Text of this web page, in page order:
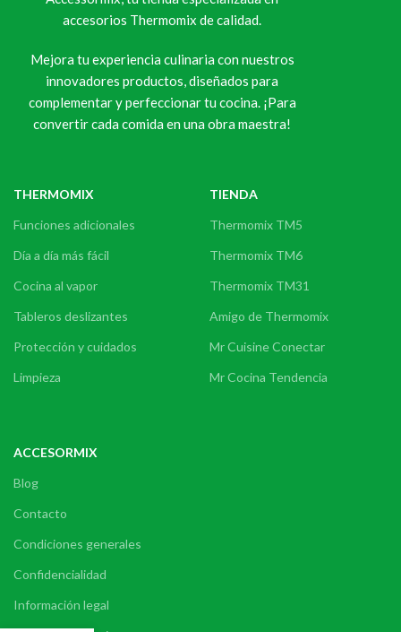
accesorios Thermomix de calidad.
Mejora tu experiencia culinaria con nuestros
innovadores productos, diseñados para
complementar y perfeccionar tu cocina. ¡Para
convertir cada comida en una obra maestra!
THERMOMIX
Funciones adicionales
Día a día más fácil
Cocina al vapor
Tableros deslizantes
Protección y cuidados
Limpieza
TIENDA
Thermomix TM5
Thermomix TM6
Thermomix TM31
Amigo de Thermomix
Mr Cuisine Conectar
Mr Cocina Tendencia
ACCESORMIX
Blog
Contacto
Condiciones generales
Confidencialidad
Información legal